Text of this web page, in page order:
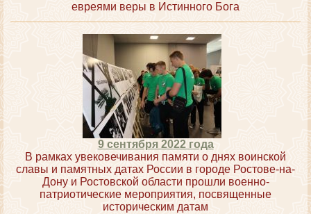
евреями веры в Истинного Бога
9 сентября 2022 года
В рамках увековечивания памяти о днях воинской
славы и памятных датах России в городе Ростове-на-
Дону и Ростовской области прошли военно-
патриотические мероприятия, посвященные
историческим датам